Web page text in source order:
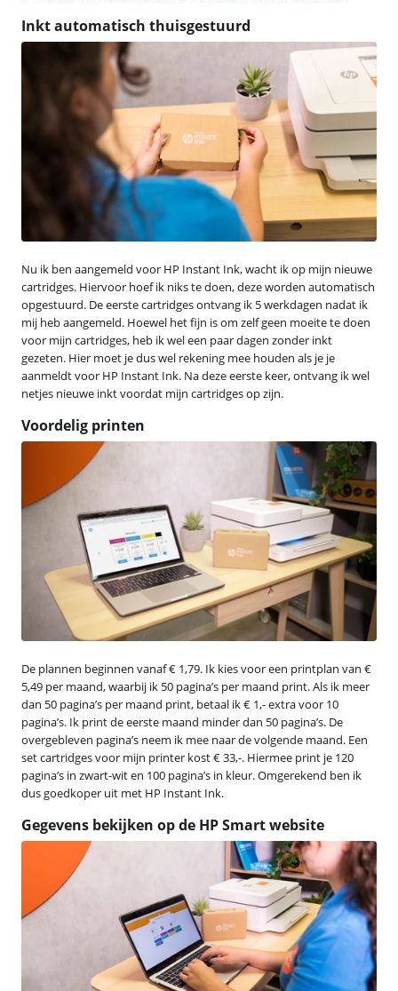
Inkt automatisch thuisgestuurd
Nu ik ben aangemeld voor HP Instant Ink, wacht ik op mijn nieuwe
cartridges. Hiervoor hoef ik niks te doen, deze worden automatisch
opgestuurd. De eerste cartridges ontvang ik 5 werkdagen nadat ik
mij heb aangemeld. Hoewel het fijn is om zelf geen moeite te doen
voor mijn cartridges, heb ik wel een paar dagen zonder inkt
gezeten. Hier moet je dus wel rekening mee houden als je je
aanmeldt voor HP Instant Ink. Na deze eerste keer, ontvang ik wel
netjes nieuwe inkt voordat mijn cartridges op zijn.
Voordelig printen
De plannen beginnen vanaf € 1,79. Ik kies voor een printplan van €
5,49 per maand, waarbij ik 50 pagina’s per maand print. Als ik meer
dan 50 pagina’s per maand print, betaal ik € 1,- extra voor 10
pagina’s. Ik print de eerste maand minder dan 50 pagina’s. De
overgebleven pagina’s neem ik mee naar de volgende maand. Een
set cartridges voor mijn printer kost € 33,-. Hiermee print je 120
pagina’s in zwart-wit en 100 pagina’s in kleur. Omgerekend ben ik
dus goedkoper uit met HP Instant Ink.
Gegevens bekijken op de HP Smart website